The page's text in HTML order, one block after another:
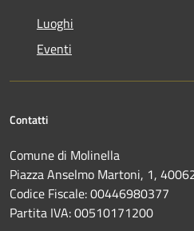
Luoghi
Eventi
Contatti
Comune di Molinella
Piazza Anselmo Martoni, 1,
Codice Fiscale: 00446980377
Partita IVA: 00510171200